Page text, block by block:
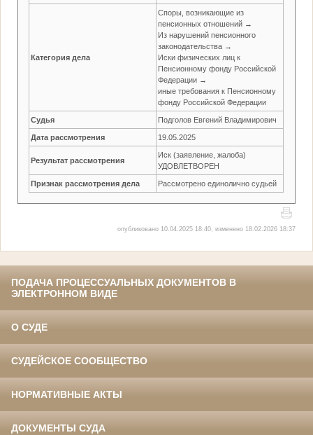
Категория дела
Споры, возникающие из
пенсионных отношений →
Из нарушений пенсионного
законодательства →
Иски физических лиц к
Пенсионному фонду Российской
Федерации →
иные требования к Пенсионному
фонду Российской Федерации
Судья Подголов Евгений Владимирович
Дата рассмотрения 19.05.2025
Результат рассмотрения
Иск (заявление, жалоба)
УДОВЛЕТВОРЕН
Признак рассмотрения дела Рассмотрено единолично судьей
опубликовано 10.04.2025 18:40, изменено 18.02.2026 18:37
ПОДАЧА ПРОЦЕССУАЛЬНЫХ ДОКУМЕНТОВ В
ЭЛЕКТРОННОМ ВИДЕ
О СУДЕ
СУДЕЙСКОЕ СООБЩЕСТВО
НОРМАТИВНЫЕ АКТЫ
ДОКУМЕНТЫ СУДА